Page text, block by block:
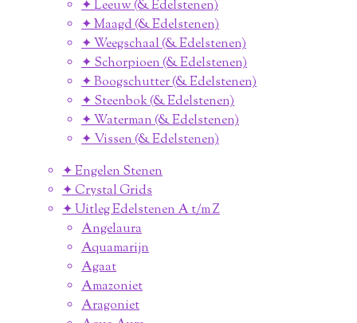
✦ Leeuw (& Edelstenen)
✦ Maagd (& Edelstenen)
✦ Weegschaal (& Edelstenen)
✦ Schorpioen (& Edelstenen)
✦ Boogschutter (& Edelstenen)
✦ Steenbok (& Edelstenen)
✦ Waterman (& Edelstenen)
✦ Vissen (& Edelstenen)
✦ Engelen Stenen
✦ Crystal Grids
✦ Uitleg Edelstenen A t/m Z
Angelaura
Aquamarijn
Agaat
Amazoniet
Aragoniet